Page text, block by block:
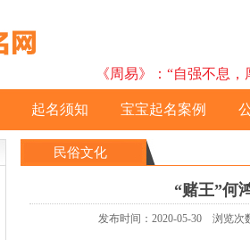
《周易》：“自强不息
起名须知 宝宝起名案例
民俗文化
“赌王”何
发布时间：2020-05-30 浏览次